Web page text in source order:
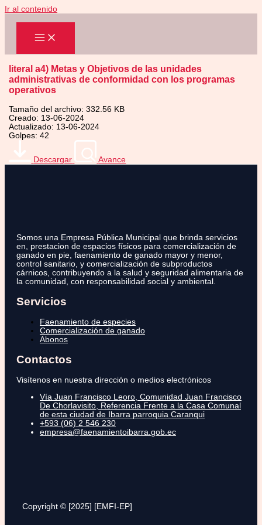
Ir al contenido
literal a4) Metas y Objetivos de las unidades
administrativas de conformidad con los programas
operativos
Tamaño del archivo: 332.56 KB
Creado: 13-06-2024
Actualizado: 13-06-2024
Golpes: 42
Descargar Avance
Somos una Empresa Pública Municipal que brinda servicios
en, prestacion de espacios físicos para comercialización de
ganado en pie, faenamiento de ganado mayor y menor,
control sanitario, y comercialización de subproductos
cárnicos, contribuyendo a la salud y seguridad alimentaria de
la comunidad, con responsabilidad social y ambiental.
Servicios
Faenamiento de especies
Comercialización de ganado
Abonos
Contactos
Visítenos en nuestra dirección o medios electrónicos
Vía Juan Francisco Leoro, Comunidad Juan Francisco
De Chorlavisito, Referencia Frente a la Casa Comunal
de esta ciudad de Ibarra parroquia Caranqui
+593 (06) 2 546 230
empresa@faenamientoibarra.gob.ec
Copyright © [2025] [EMFI-EP]